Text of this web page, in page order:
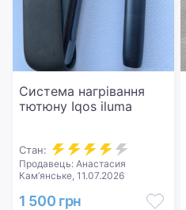
Система нагрівання
тютюну Iqos iluma
Стан:
Продавець: Анастасия
Кам’янське, 11.07.2026
1 500 грн